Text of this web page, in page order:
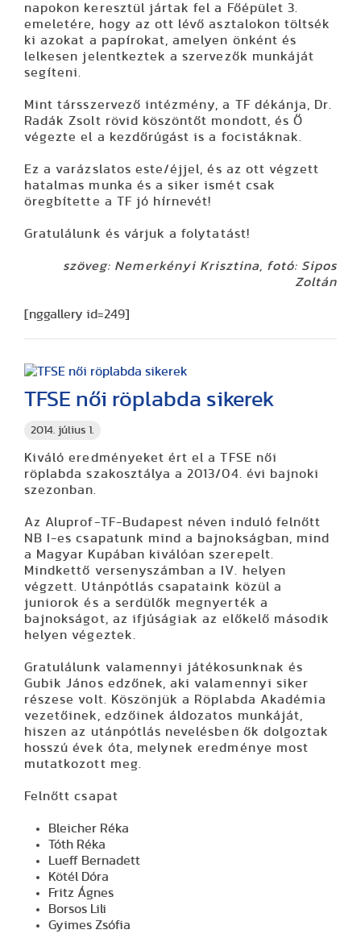
napokon keresztül jártak fel a Főépület 3.
emeletére, hogy az ott lévő asztalokon töltsék
ki azokat a papírokat, amelyen önként és
lelkesen jelentkeztek a szervezők munkáját
segíteni.
Mint társszervező intézmény, a TF dékánja, Dr.
Radák Zsolt rövid köszöntőt mondott, és Ő
végezte el a kezdőrúgást is a focistáknak.
Ez a varázslatos este/éjjel, és az ott végzett
hatalmas munka és a siker ismét csak
öregbítette a TF jó hírnevét!
Gratulálunk és várjuk a folytatást!
szöveg: Nemerkényi Krisztina, fotó: Sipos
Zoltán
[nggallery id=249]
2014. július 1.
TFSE női röplabda sikerek
Kiváló eredményeket ért el a TFSE női
röplabda szakosztálya a 2013/04. évi bajnoki
szezonban.
Az Aluprof-TF-Budapest néven induló felnőtt
NB I-es csapatunk mind a bajnokságban, mind
a Magyar Kupában kiválóan szerepelt.
Mindkettő versenyszámban a IV. helyen
végzett. Utánpótlás csapataink közül a
juniorok és a serdülők megnyerték a
bajnokságot, az ifjúságiak az előkelő második
helyen végeztek.
Gratulálunk valamennyi játékosunknak és
Gubik János edzőnek, aki valamennyi siker
részese volt. Köszönjük a Röplabda Akadémia
vezetőinek, edzőinek áldozatos munkáját,
hiszen az utánpótlás nevelésben ők dolgoztak
hosszú évek óta, melynek eredménye most
mutatkozott meg.
Felnőtt csapat
Bleicher Réka
Tóth Réka
Lueff Bernadett
Kötél Dóra
Fritz Ágnes
Borsos Lili
Gyimes Zsófia